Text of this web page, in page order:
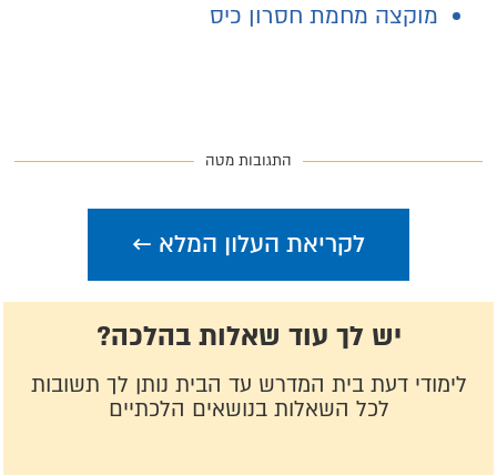
מוקצה מחמת חסרון כיס
התגובות מטה
לקריאת העלון המלא ←
יש לך עוד שאלות בהלכה?
לימודי דעת בית המדרש עד הבית נותן לך תשובות
לכל השאלות בנושאים הלכתיים